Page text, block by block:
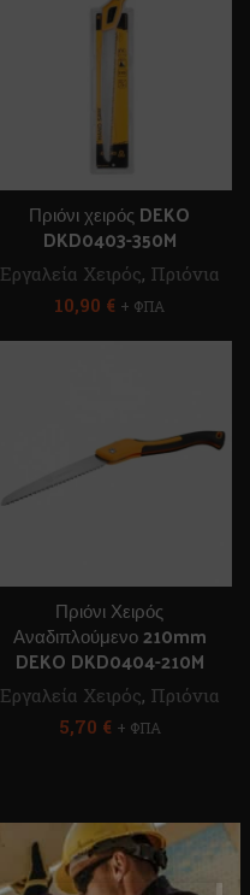
Πριόνι χειρός DEKO
DKD0403-350M
Εργαλεία Χειρός, Πριόνια
10,90 € + ΦΠΑ
Πριόνι Χειρός
Αναδιπλούμενο 210mm
DEKO DKD0404-210M
Εργαλεία Χειρός, Πριόνια
5,70 € + ΦΠΑ